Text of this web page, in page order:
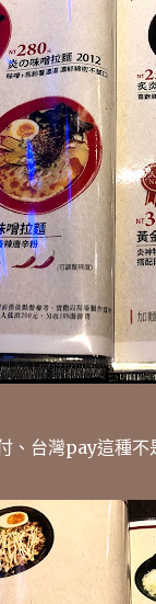
、台灣pay這種